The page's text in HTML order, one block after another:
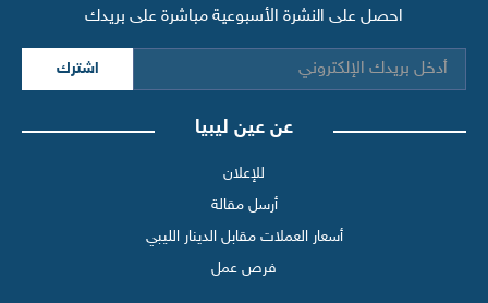
احصل على النشرة الأسبوعية مباشرة على بريدك
اشترك
عن عين ليبيا
للإعلان
أرسل مقالة
أسعار العملات مقابل الدينار الليبي
فرص عمل